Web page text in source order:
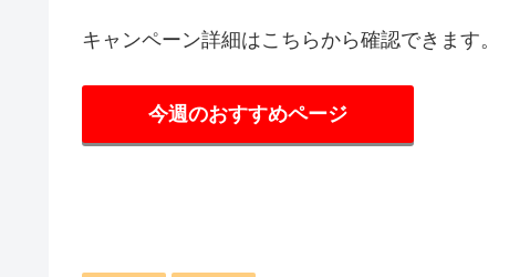
キャンペーン詳細はこちらから確認できます。
今週のおすすめページ